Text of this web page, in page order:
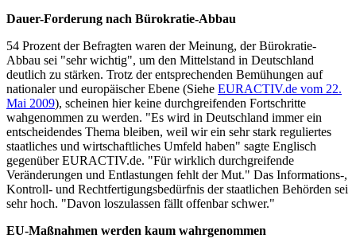
Dauer-Forderung nach Bürokratie-Abbau
54 Prozent der Befragten waren der Meinung, der Bürokratie-
Abbau sei "sehr wichtig", um den Mittelstand in Deutschland
deutlich zu stärken. Trotz der entsprechenden Bemühungen auf
nationaler und europäischer Ebene (Siehe EURACTIV.de vom 22.
Mai 2009), scheinen hier keine durchgreifenden Fortschritte
wahgenommen zu werden. "Es wird in Deutschland immer ein
entscheidendes Thema bleiben, weil wir ein sehr stark reguliertes
staatliches und wirtschaftliches Umfeld haben" sagte Englisch
gegenüber EURACTIV.de. "Für wirklich durchgreifende
Veränderungen und Entlastungen fehlt der Mut." Das Informations-,
Kontroll- und Rechtfertigungsbedürfnis der staatlichen Behörden sei
sehr hoch. "Davon loszulassen fällt offenbar schwer."
EU-Maßnahmen werden kaum wahrgenommen